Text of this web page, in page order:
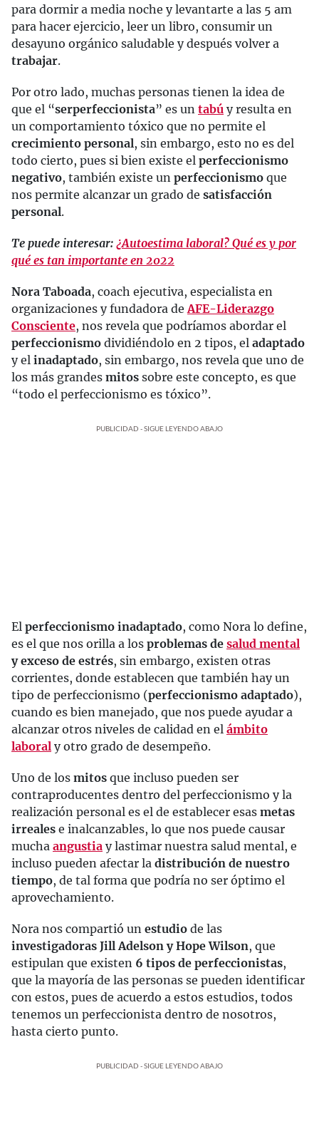
para dormir a media noche y levantarte a las 5 am
para hacer ejercicio, leer un libro, consumir un
desayuno orgánico saludable y después volver a
trabajar.
Por otro lado, muchas personas tienen la idea de
que el “serperfeccionista” es un tabú y resulta en
un comportamiento tóxico que no permite el
crecimiento personal, sin embargo, esto no es del
todo cierto, pues si bien existe el perfeccionismo
negativo, también existe un perfeccionismo que
nos permite alcanzar un grado de satisfacción
personal.
Te puede interesar: ¿Autoestima laboral? Qué es y por
qué es tan importante en 2022
Nora Taboada, coach ejecutiva, especialista en
organizaciones y fundadora deAFE-Liderazgo
Consciente, nos revela que podríamos abordar el
perfeccionismo dividiéndolo en 2 tipos, el adaptado
y el inadaptado, sin embargo, nos revela que uno de
los más grandes mitos sobre este concepto, es que
“todo el perfeccionismo es tóxico”.
PUBLICIDAD - SIGUE LEYENDO ABAJO
El perfeccionismo inadaptado, como Nora lo define,
es el que nos orilla a los problemas de salud mental
y exceso de estrés, sin embargo, existen otras
corrientes, donde establecen que también hay un
tipo de perfeccionismo (perfeccionismo adaptado),
cuando es bien manejado, que nos puede ayudar a
alcanzar otros niveles de calidad en el ámbito
laboral y otro grado de desempeño.
Uno de los mitos que incluso pueden ser
contraproducentes dentro del perfeccionismo y la
realización personal es el de establecer esas metas
irreales e inalcanzables, lo que nos puede causar
mucha angustia y lastimar nuestra salud mental, e
incluso pueden afectar la distribución de nuestro
tiempo, de tal forma que podría no ser óptimo el
aprovechamiento.
Nora nos compartió un estudio de las
investigadoras Jill Adelson y Hope Wilson, que
estipulan que existen 6 tipos de perfeccionistas,
que la mayoría de las personas se pueden identificar
con estos, pues de acuerdo a estos estudios, todos
tenemos un perfeccionista dentro de nosotros,
hasta cierto punto.
PUBLICIDAD - SIGUE LEYENDO ABAJO